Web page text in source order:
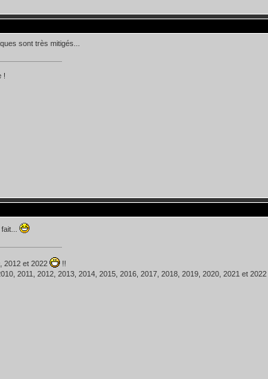
sont très mitigés...
!
2012 et 2022
!!
2011, 2012, 2013, 2014, 2015, 2016, 2017, 2018, 2019, 2020, 2021 et 2022